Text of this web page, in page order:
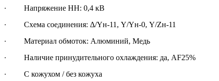
· Напряжение НН: 0,4 кВ
· Схема соединения: Δ/Yн-11, Y/Yн-0, Y/Zн-11
· Материал обмоток: Алюминий, Медь
· Наличие принудительного охлаждения: да, AF25%
· С кожухом / без кожуха